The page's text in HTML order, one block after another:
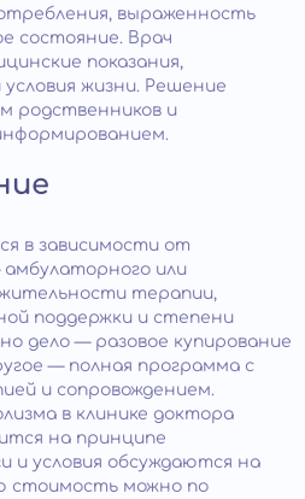
выраженность
состояние. Врач
показания,
жизни. Решение
родственников и
в зависимости от
или
терапии,
поддержки и степени
дело — разовое купирование
— полная программа с
и сопровождением.
в клинике доктора
на принципе
и условия обсуждаются на
стоимость можно по